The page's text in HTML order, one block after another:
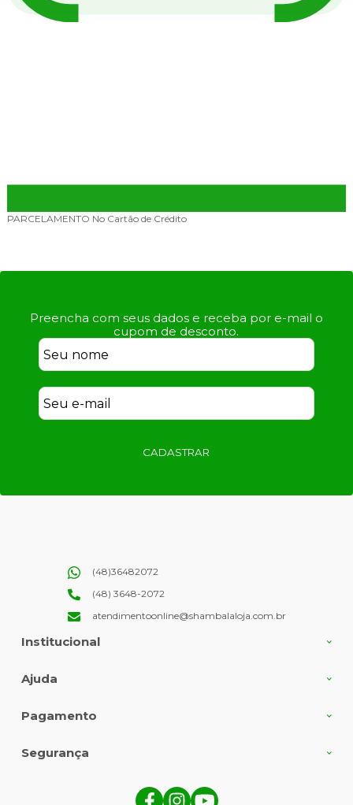
PARCELAMENTO No Cartão de Crédito
Preencha com seus dados e receba por e-mail o
cupom de desconto.
CADASTRAR
Institucional
Ajuda
(48)36482072
(48) 3648-2072
atendimentoonline@shambalaloja.com.br
Pagamento
Segurança